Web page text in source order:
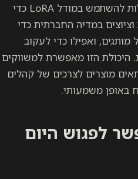
לדוגמה, חברה קמעונאיות יכולות להשתמש במודל LoRA כדי
וציוצים במדיה החברתית כדי
ואפילו כדי לעקוב
היכולת הזו מאפשרת למשווקים
מוצרים לצרכים של קהלים
באופן משמעותי.